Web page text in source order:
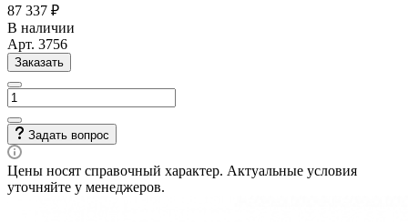
87 337 ₽
В наличии
Арт. 3756
Заказать
Задать вопрос
Цены носят справочный характер. Актуальные условия
уточняйте у менеджеров.